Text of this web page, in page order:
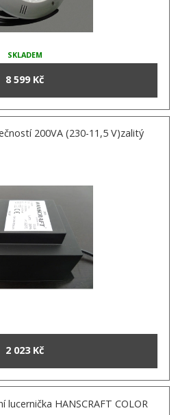
SKLADEM
8 599 Kč
200VA (230-11,5 V)zalitý
2 023 Kč
lucernička HANSCRAFT COLOR